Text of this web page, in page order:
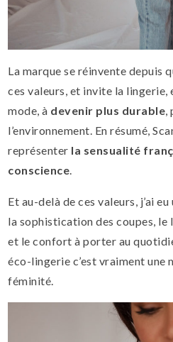
La marque se réinvente depuis
ces valeurs, et invite la
mode, à devenir plus durable
l’environnement. En résumé,
représenter la sensualité
conscience
Et au-delà de ces valeurs, j’ai
la sophistication des coupes, le
et le confort à porter au
éco-lingerie c’est vraiment une
féminité.